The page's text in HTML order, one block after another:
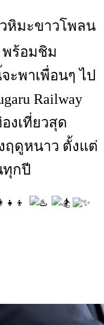
มะขาวโพลน
พร้อมชิม
ะพาเพื่อนๆ ไป
Railway
งเที่ยวสุด
ฤดูหนาว ตั้งแต่
ทุกปี